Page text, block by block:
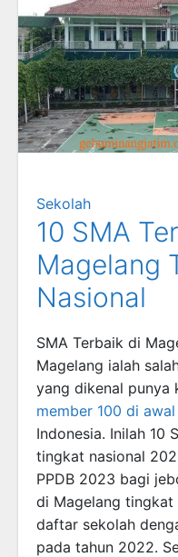
Sekolah
10 SMA
Magelang
Nasional
SMA Terbaik di
Magelang ialah
yang dikenal punya
member 100 di
Indonesia. Inilah 10
tingkat nasional
PPDB 2023 bagi
di Magelang
daftar sekolah
pada tahun 2022.